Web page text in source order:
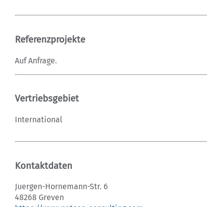
Referenzprojekte
Auf Anfrage.
Vertriebsgebiet
International
Kontaktdaten
Juergen-Hornemann-Str. 6
48268 Greven